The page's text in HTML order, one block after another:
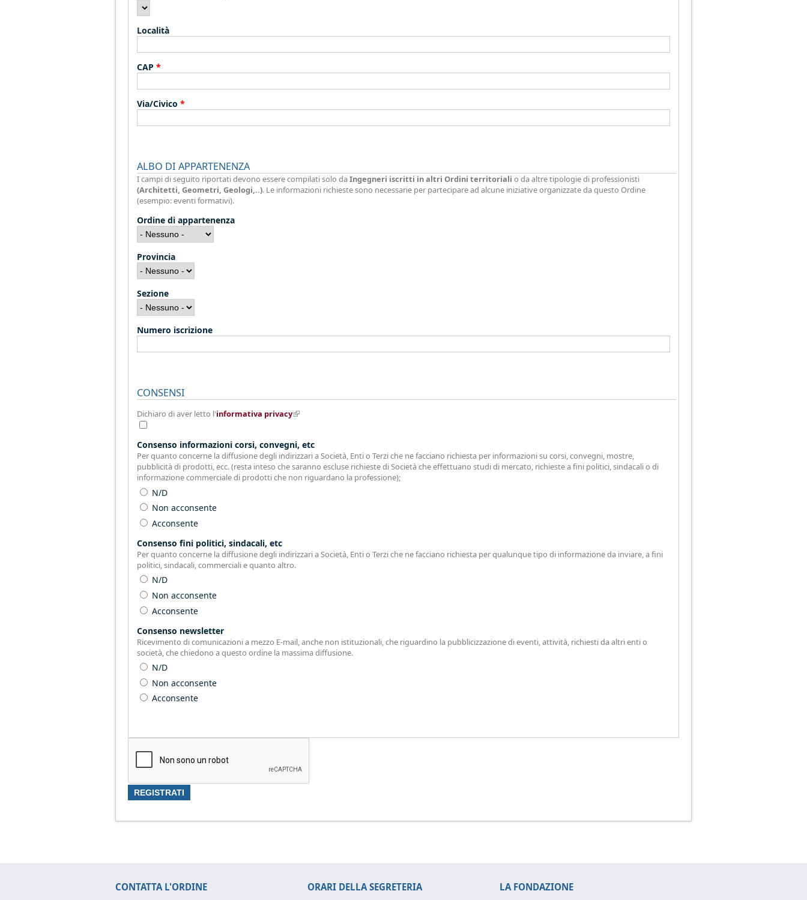
Località
CAP *
Via/Civico *
ALBO DI APPARTENENZA
I campi di seguito riportati devono essere compilati solo daIngegneri iscritti in altri Ordini territoriali o da altre tipologie di professionisti
(Architetti, Geometri, Geologi,..). Le informazioni richieste sono necessarie per partecipare ad alcune iniziative organizzate da questo Ordine
(esempio: eventi formativi).
Ordine di appartenenza
Provincia
Sezione
Numero iscrizione
CONSENSI
Dichiaro di aver letto l'informativa privacy(link is external)
Consenso informazioni corsi, convegni, etc
Per quanto concerne la diffusione degli indirizzari a Società, Enti o Terzi che ne facciano richiesta per informazioni su corsi, convegni, mostre,
pubblicità di prodotti, ecc. (resta inteso che saranno escluse richieste di Società che effettuano studi di mercato, richieste a fini politici, sindacali o di
informazione commerciale di prodotti che non riguardano la professione);
N/D
Non acconsente
Acconsente
Consenso fini politici, sindacali, etc
Per quanto concerne la diffusione degli indirizzari a Società, Enti o Terzi che ne facciano richiesta per qualunque tipo di informazione da inviare, a fini
politici, sindacali, commerciali e quanto altro.
N/D
Non acconsente
Acconsente
Consenso newsletter
Ricevimento di comunicazioni a mezzo E-mail, anche non istituzionali, che riguardino la pubblicizzazione di eventi, attività, richiesti da altri enti o
società, che chiedono a questo ordine la massima diffusione.
N/D
Non acconsente
Acconsente
CONTATTA L'ORDINE ORARI DELLA SEGRETERIA LA FONDAZIONE